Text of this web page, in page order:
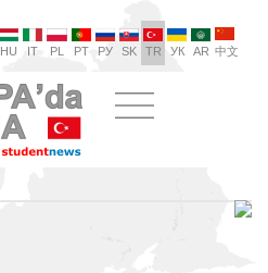
HU IT PL PT РУ SK TR УК AR 中文